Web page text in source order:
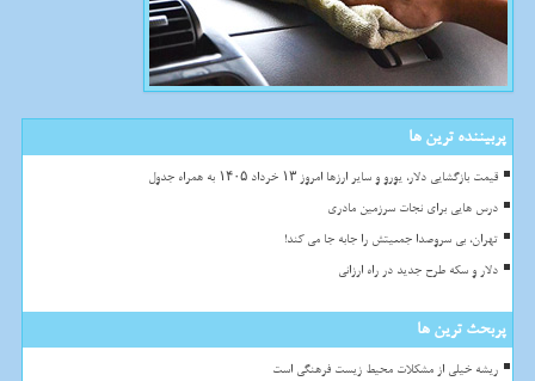
پربیننده ترین ها
قیمت بازگشایی دلار، یورو و سایر ارزها امروز ۱۳ خرداد ۱۴۰۵ به همراه جدول
درس هایی برای نجات سرزمین مادری
تهران، بی سروصدا جمعیتش را جابه جا می کند!
دلار و سکه طرح جدید در راه ارزانی
پربحث ترین ها
ریشه خیلی از مشکلات محیط زیست فرهنگی است